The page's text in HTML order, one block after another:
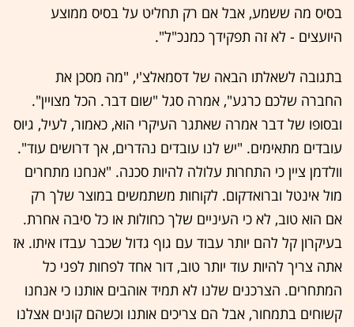
בסיס מה ששמע, אבל אם רק תחליט על בסיס ממוצע
היועצים - לא זה תפקידך כמנכ"ל".
בתגובה לשאלתו הבאה של דסמאלצ'י, "מה מסכן את
החברה שלכם כרגע", אמרה סגל "שום דבר. הכל מצויין".
ובסופו של דבר אמרה שאתגר העיקרי הוא, כאמור, לעיל, גיוס
עובדים מתאימים. "יש לנו עובדים נהדרים, אך דרושים עוד".
וולדמן ציין כי התחרות עלולה להיות סכנה. "אנחנו מתחרים
מול אינטל וברואדקום. לקוחות משתמשים במוצר שלך רק
אם הוא טוב, לא כי העיניים שלך כחולות או כל סיבה אחרת.
בעיקרון קל להם יותר עבוד עם גוף גדול שכבר עבדו איתו. אז
אתה צריך להיות עוד יותר טוב, דור אחד לפחות לפני כל
המתחרים. הצרכנים שלנו לא תמיד אוהבים אותנו כי אנחנו
קשוחים בתמחור, אבל הם צריכים אותנו וכשהם קונים אצלנו